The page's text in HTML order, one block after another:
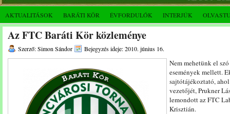
AKTUALITÁSOK BARÁTI KÖR ÉVFORDULÓK INTERJÚK
Az FTC Baráti Kör közleménye
Szerző: Simon Sándor Bejegyzés ideje: 2010. június 16.
Nem mehetünk el
események mellett.
sajtótájékoztató,
vezetőjét, Prukner
lemondott az FTC
Krisztián.